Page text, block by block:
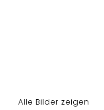
Alle Bilder zeigen